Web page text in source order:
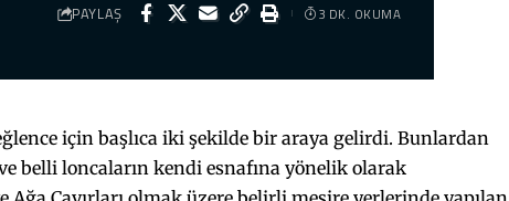
PAYLAŞ 3 DK. OKUMA
için başlıca iki şekilde bir araya gelirdi. Bunlardan
belli loncaların kendi esnafına yönelik olarak